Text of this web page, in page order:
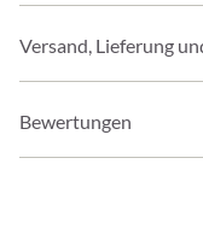
Versand, Lieferung
Bewertungen